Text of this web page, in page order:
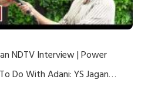
NDTV Interview | Power
Do With Adani: YS Jagan